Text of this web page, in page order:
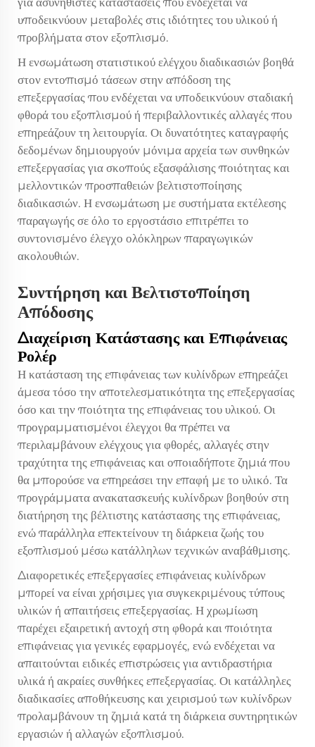
υποδεικνύουν μεταβολές στις ιδιότητες του υλικού ή
προβλήματα στον εξοπλισμό.
Η ενσωμάτωση στατιστικού ελέγχου διαδικασιών βοηθά
στον εντοπισμό τάσεων στην απόδοση της
επεξεργασίας που ενδέχεται να υποδεικνύουν σταδιακή
φθορά του εξοπλισμού ή περιβαλλοντικές αλλαγές που
επηρεάζουν τη λειτουργία. Οι δυνατότητες καταγραφής
δεδομένων δημιουργούν μόνιμα αρχεία των συνθηκών
επεξεργασίας για σκοπούς εξασφάλισης ποιότητας και
μελλοντικών προσπαθειών βελτιστοποίησης
διαδικασιών. Η ενσωμάτωση με συστήματα εκτέλεσης
παραγωγής σε όλο το εργοστάσιο επιτρέπει το
συντονισμένο έλεγχο ολόκληρων παραγωγικών
ακολουθιών.
Συντήρηση και Βελτιστοποίηση
Απόδοσης
Διαχείριση Κατάστασης και Επιφάνειας
Ρολέρ
Η κατάσταση της επιφάνειας των κυλίνδρων επηρεάζει
άμεσα τόσο την αποτελεσματικότητα της επεξεργασίας
όσο και την ποιότητα της επιφάνειας του υλικού. Οι
προγραμματισμένοι έλεγχοι θα πρέπει να
περιλαμβάνουν ελέγχους για φθορές, αλλαγές στην
τραχύτητα της επιφάνειας και οποιαδήποτε ζημιά που
θα μπορούσε να επηρεάσει την επαφή με το υλικό. Τα
προγράμματα ανακατασκευής κυλίνδρων βοηθούν στη
διατήρηση της βέλτιστης κατάστασης της επιφάνειας,
ενώ παράλληλα επεκτείνουν τη διάρκεια ζωής του
εξοπλισμού μέσω κατάλληλων τεχνικών αναβάθμισης.
Διαφορετικές επεξεργασίες επιφάνειας κυλίνδρων
μπορεί να είναι χρήσιμες για συγκεκριμένους τύπους
υλικών ή απαιτήσεις επεξεργασίας. Η χρωμίωση
παρέχει εξαιρετική αντοχή στη φθορά και ποιότητα
επιφάνειας για γενικές εφαρμογές, ενώ ενδέχεται να
απαιτούνται ειδικές επιστρώσεις για αντιδραστήρια
υλικά ή ακραίες συνθήκες επεξεργασίας. Οι κατάλληλες
διαδικασίες αποθήκευσης και χειρισμού των κυλίνδρων
προλαμβάνουν τη ζημιά κατά τη διάρκεια συντηρητικών
εργασιών ή αλλαγών εξοπλισμού.